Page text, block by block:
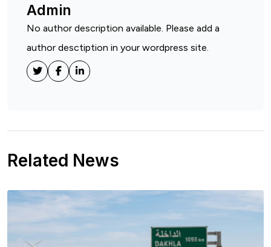
Admin
No author description available. Please add a
author desctiption in your wordpress site.
Related News